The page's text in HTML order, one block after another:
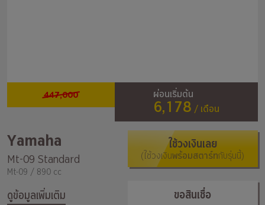
447,000 ผ่อนเริ่มต้น
6,178 / เดือน
Yamaha
Mt-09 Standard
Mt-09 / 890 cc
ดูข้อมูลเพิ่มเติม
ใช้วงเงินเลย
(ใช้วงเงินพร้อมสตาร์ทกับรุ่นนี้)
ขอสินเชื่อ